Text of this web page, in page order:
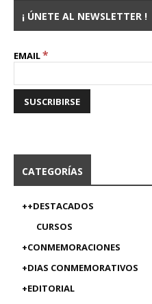
¡ ÚNETE AL NEWSLETTER !
EMAIL*
CATEGORÍAS
++DESTACADOS
CURSOS
+CONMEMORACIONES
+DIAS CONMEMORATIVOS
+EDITORIAL